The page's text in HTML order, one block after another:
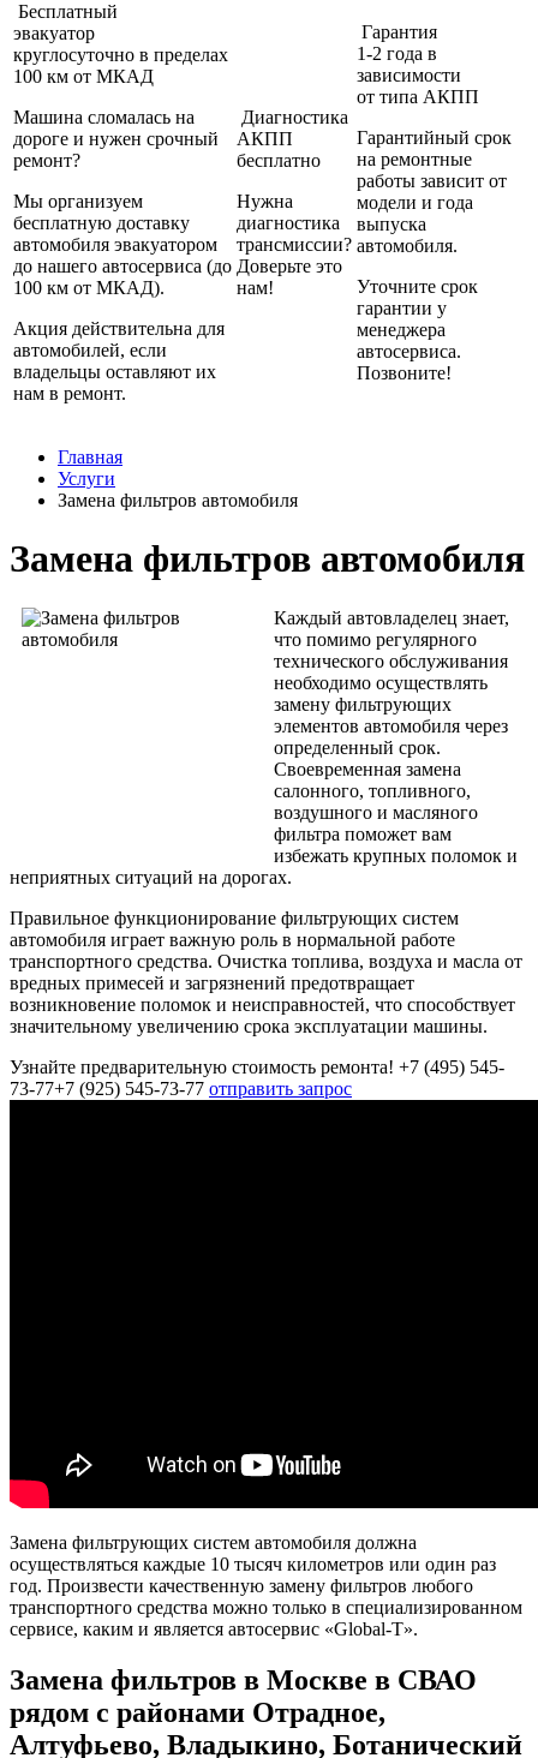
Бесплатный
эвакуатор
круглосуточно в пределах
100 км от МКАД
Машина сломалась на
дороге и нужен срочный
ремонт?
Мы организуем
бесплатную доставку
автомобиля эвакуатором
до нашего автосервиса (до
100 км от МКАД).
Акция действительна для
автомобилей, если
владельцы оставляют их
нам в ремонт.
Диагностика
АКПП
бесплатно
Нужна
диагностика
трансмиссии?
Доверьте это
нам!
Гарантия
1-2 года в
зависимости
от типа АКПП
Гарантийный срок
на ремонтные
работы зависит от
модели и года
выпуска
автомобиля.
Уточните срок
гарантии у
менеджера
автосервиса.
Позвоните!
Главная
Услуги
Замена фильтров автомобиля
Замена фильтров автомобиля
Каждый автовладелец знает,
что помимо регулярного
технического обслуживания
необходимо осуществлять
замену фильтрующих
элементов автомобиля через
определенный срок.
Своевременная замена
салонного, топливного,
воздушного и масляного
фильтра поможет вам
избежать крупных поломок и
неприятных ситуаций на дорогах.
Правильное функционирование фильтрующих систем
автомобиля играет важную роль в нормальной работе
транспортного средства. Очистка топлива, воздуха и масла от
вредных примесей и загрязнений предотвращает
возникновение поломок и неисправностей, что способствует
значительному увеличению срока эксплуатации машины.
Узнайте предварительную стоимость ремонта! +7 (495) 545-
73-77+7 (925) 545-73-77 отправить запрос
Замена фильтрующих систем автомобиля должна
осуществляться каждые 10 тысяч километров или один раз
год. Произвести качественную замену фильтров любого
транспортного средства можно только в специализированном
сервисе, каким и является автосервис «Global-T».
Замена фильтров в Москве в СВАО
рядом с районами Отрадное,
Алтуфьево, Владыкино, Ботанический